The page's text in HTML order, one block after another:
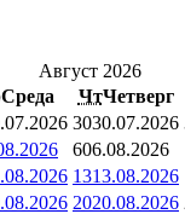
Август 2026
Среда ЧтЧетверг
3030.07.2026
606.08.2026
1313.08.2026
2020.08.2026